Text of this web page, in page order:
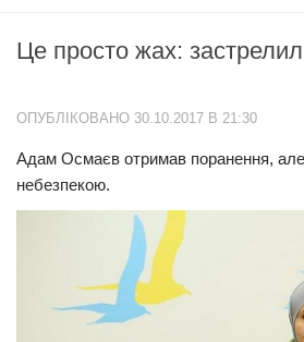
Дніпро
Івано-Франківськ
Харків
Прикарпаття
Це просто жах:
ОПУБЛІКОВАНО 30.10.2017 В 21:30
Адам Осмаєв отримав поранення, але
небезпекою.